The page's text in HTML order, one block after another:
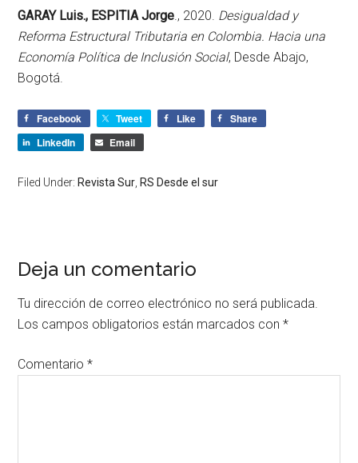
GARAY Luis., ESPITIA Jorge., 2020. Desigualdad y
Reforma Estructural Tributaria en Colombia. Hacia una
Economía Política de Inclusión Social, Desde Abajo,
Bogotá.
Facebook Tweet Like
Share
LinkedIn
Email
Filed Under: Revista Sur RS Desde el sur
Deja un comentario
Tu dirección de correo electrónico no será publicada.
Los campos obligatorios están marcados con*
Comentario*